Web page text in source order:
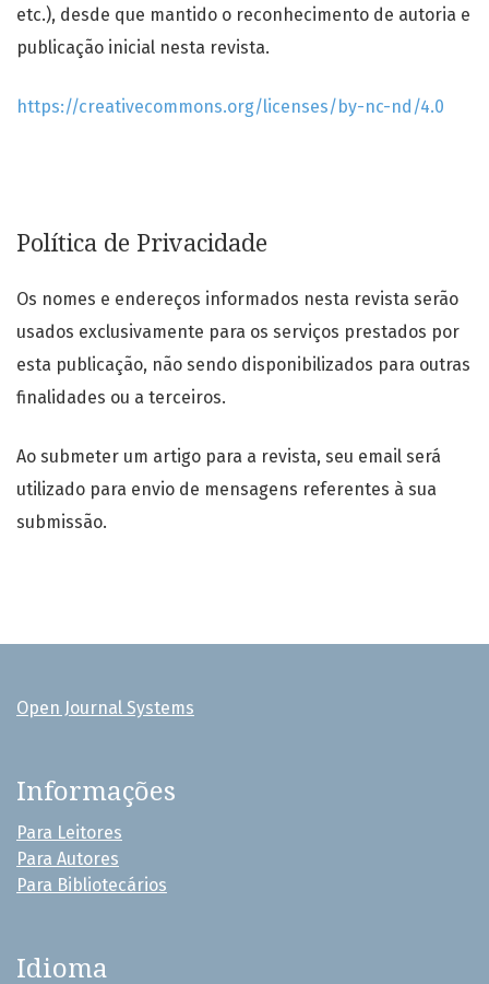
etc.), desde que mantido o reconhecimento de autoria e
publicação inicial nesta revista.
https://creativecommons.org/licenses/by-nc-nd/4.0
Política de Privacidade
Os nomes e endereços informados nesta revista serão
usados exclusivamente para os serviços prestados por
esta publicação, não sendo disponibilizados para outras
finalidades ou a terceiros.
Ao submeter um artigo para a revista, seu email será
utilizado para envio de mensagens referentes à sua
submissão.
Open Journal Systems
Informações
Para Leitores
Para Autores
Para Bibliotecários
Idioma